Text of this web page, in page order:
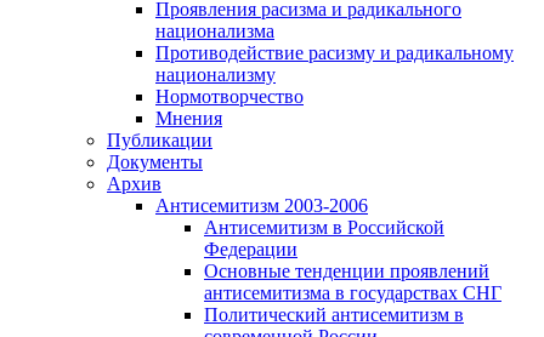
Проявления расизма и радикального
национализма
Противодействие расизму и радикальному
национализму
Нормотворчество
Мнения
Публикации
Документы
Архив
Антисемитизм 2003-2006
Антисемитизм в Российской
Федерации
Основные тенденции проявлений
антисемитизма в государствах СНГ
Политический антисемитизм в